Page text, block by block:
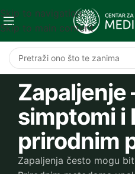
Skip to navigation
Skip to main content
Zapaljenje
simptomi i
prirodnim
Zapaljenja često mogu